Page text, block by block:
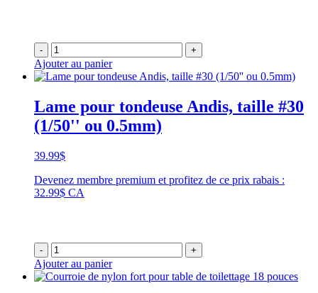
- +
Ajouter au panier
Lame pour tondeuse Andis, taille #30
(1/50'' ou 0.5mm)
39.99$
Devenez membre premium et profitez de ce prix rabais :
32.99$ CA
- +
Ajouter au panier